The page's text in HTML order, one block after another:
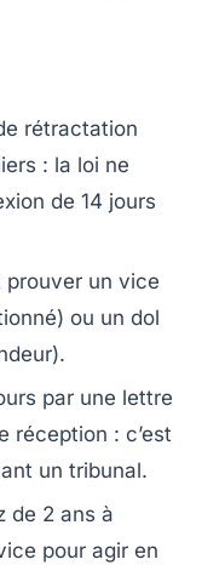
rétractation
: la loi ne
de 14 jours
prouver un vice
ou un dol
par une lettre
réception : c’est
un tribunal.
de 2 ans à
pour agir en